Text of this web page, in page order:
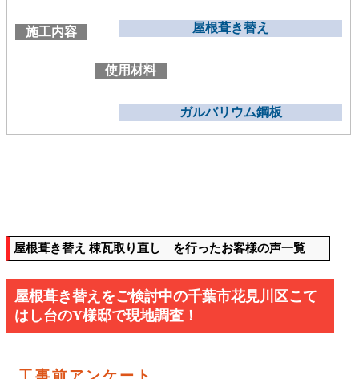
施工内容 屋根葺き替え
使用材料
ガルバリウム鋼板
屋根葺き替え 棟瓦取り直し を行ったお客様の声一覧
屋根葺き替えをご検討中の千葉市花見川区こて
はし台のY様邸で現地調査！
工事前アンケート